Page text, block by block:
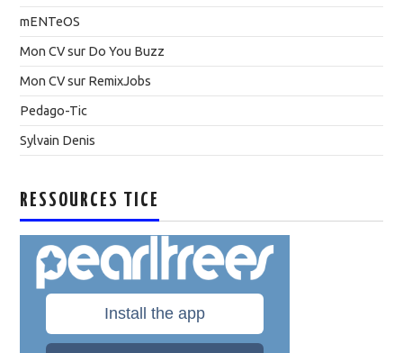
mENTeOS
Mon CV sur Do You Buzz
Mon CV sur RemixJobs
Pedago-Tic
Sylvain Denis
RESSOURCES TICE